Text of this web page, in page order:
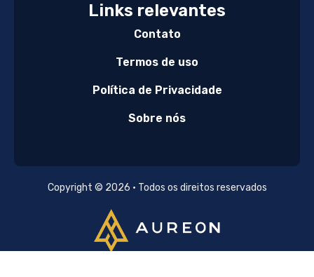
Links relevantes
Contato
Termos de uso
Política de Privacidade
Sobre nós
Copyright © 2026 • Todos os direitos reservados